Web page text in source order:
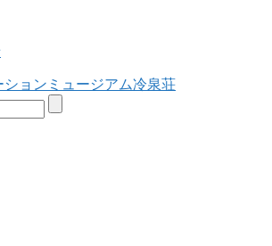
ションミュージアム冷泉荘